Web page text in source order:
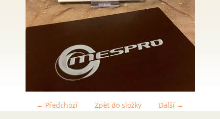
← Předchozí Další →
Zpět do složky